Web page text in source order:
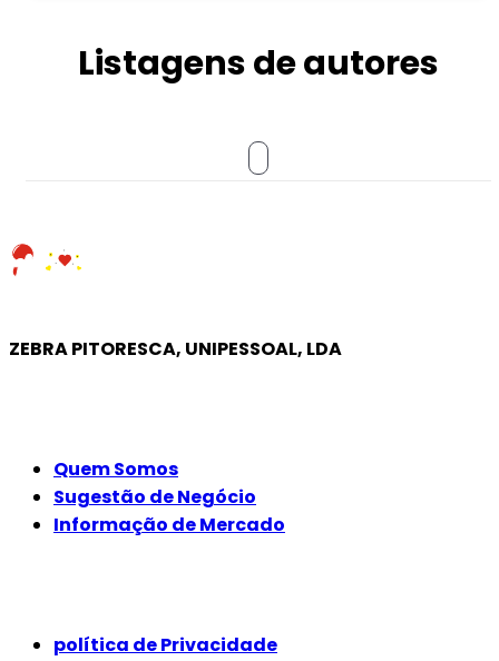
Listagens de autores
ZEBRA PITORESCA, UNIPESSOAL, LDA
Quem Somos
Sugestão de Negócio
Informação de Mercado
política de Privacidade